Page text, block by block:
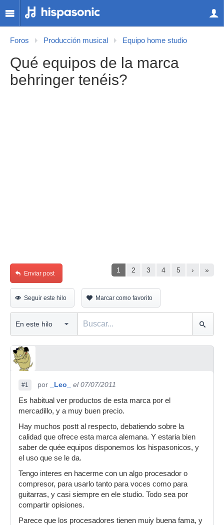
Foros Producción musical Equipo home studio
Qué equipos de la marca
behringer tenéis?
1 2 3 4 5 › »
Enviar post
Seguir este hilo Marcar como favorito
#1 por _Leo_
el 07/07/2011
Es habitual ver productos de esta marca por el
mercadillo, y a muy buen precio.
Hay muchos postt al respecto, debatiendo sobre la
calidad que ofrece esta marca alemana. Y estaria bien
saber de quée equipos disponemos los hispasonicos, y
el uso que se le da.
Tengo interes en hacerme con un algo procesador o
compresor, para usarlo tanto para voces como para
guitarras, y casi siempre en ele studio. Todo sea por
compartir opisiones.
Parece que los procesadores tienen muiy buena fama, y